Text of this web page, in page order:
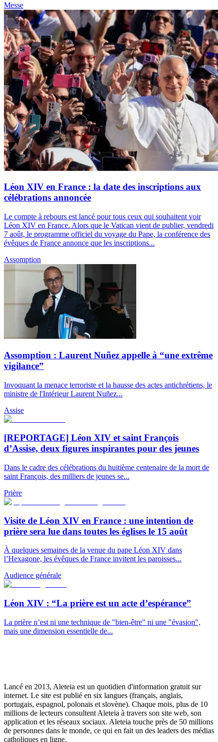
Messe
Léon XIV en France : la date des inscriptions aux
célébrations annoncée
Le compte à rebours est lancé pour tous ceux qui souhaitent voir
Léon XIV en France. Alors que le Vatican vient de publier, vendredi
7 août, le programme officiel du voyage du Pape, la conférence des
évêques de France annonce que les inscriptions...
Assomption
Assomption : Laurent Nuñez appelle à “une extrême
vigilance”
Invoquant la menace terroriste et la hausse des actes antichrétiens, le
ministre de l'Intérieur Laurent Nuñez...
Assise
[REPORTAGE] Léon XIV et saint François
d’Assise, deux figures inspirantes pour des jeunes
Dans le cadre des célébrations du huitième centenaire de la mort de
saint François, des milliers de jeunes se...
Prière
Visite de Léon XIV en France : une intention de
prière sera lue dans toutes les églises le 15 août
À quelques semaines de la venue du pape Léon XIV dans
l’Hexagone, les évêques de France invitent les paroisses...
Audience générale
Léon XIV : “La prière est un acte d’espérance”
La prière n’est ni une technique de "bien-être" ni une "évasion",
mais une dimension essentielle de...
Lancé en 2013, Aleteia est un quotidien d'information gratuit sur
internet. Le site est publié en six langues (français, anglais,
portugais, espagnol, polonais et slovène). Chaque mois, plus de 10
millions de lecteurs consultent Aleteia à travers son site web, son
application et les réseaux sociaux. Aleteia touche près de 50 millions
de personnes dans le monde, ce qui en fait un des leaders des médias
catholiques en ligne.